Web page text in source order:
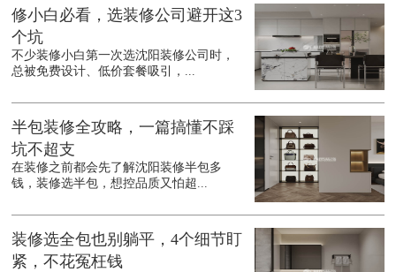
修小白必看，选装修公司避开这3
个坑
不少装修小白第一次选沈阳装修公司时，
总被免费设计、低价套餐吸引，...
半包装修全攻略，一篇搞懂不踩
坑不超支
在装修之前都会先了解沈阳装修半包多
钱，装修选半包，想控品质又怕超...
装修选全包也别躺平，4个细节盯
紧，不花冤枉钱